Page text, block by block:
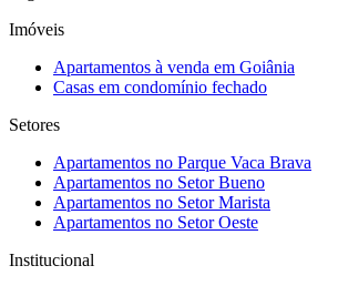
Imóveis
Apartamentos à venda em Goiânia
Casas em condomínio fechado
Setores
Apartamentos no Parque Vaca Brava
Apartamentos no Setor Bueno
Apartamentos no Setor Marista
Apartamentos no Setor Oeste
Institucional